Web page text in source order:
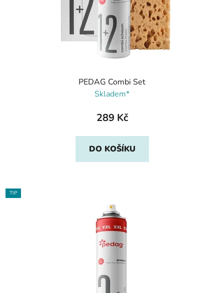
PEDAG Combi Set
Skladem*
289 Kč
DO KOŠÍKU
TIP